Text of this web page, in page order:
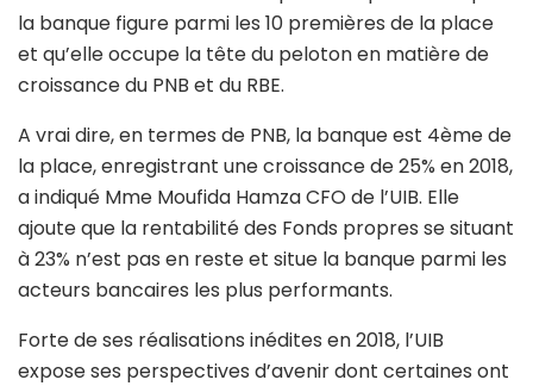
la banque figure parmi les 10 premières de la place
et qu’elle occupe la tête du peloton en matière de
croissance du PNB et du RBE.
A vrai dire, en termes de PNB, la banque est 4ème de
la place, enregistrant une croissance de 25% en 2018,
a indiqué Mme Moufida Hamza CFO de l’UIB. Elle
ajoute que la rentabilité des Fonds propres se situant
à 23% n’est pas en reste et situe la banque parmi les
acteurs bancaires les plus performants.
Forte de ses réalisations inédites en 2018, l’UIB
expose ses perspectives d’avenir dont certaines ont